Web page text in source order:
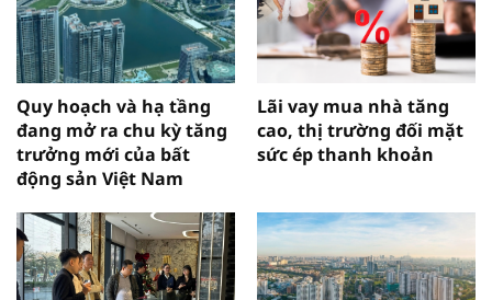
Quy hoạch và hạ tầng
đang mở ra chu kỳ tăng
trưởng mới của bất
động sản Việt Nam
Lãi vay mua nhà tăng
cao, thị trường đối mặt
sức ép thanh khoản